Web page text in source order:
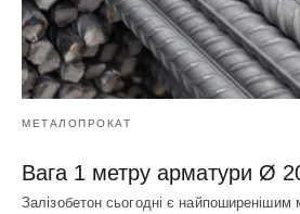
МЕТАЛОПРОКАТ
Вага 1 метру арматури Ø
Залізобетон сьогодні є